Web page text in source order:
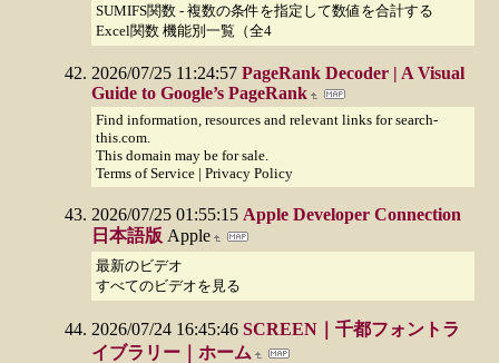
SUMIFS関数 - 複数の条件を指定して数値を合計する
Excel関数 機能別一覧（全4
2026/07/25 11:24:57 PageRank Decoder | A Visual
Guide to Google’s PageRank
Find information, resources and relevant links for search-
this.com.
This domain may be for sale.
Terms of Service | Privacy Policy
2026/07/25 01:55:15 Apple Developer Connection
日本語版 Apple
最新のビデオ
すべてのビデオを見る
2026/07/24 16:45:46 SCREEN｜千都フォントラ
イブラリー｜ホーム